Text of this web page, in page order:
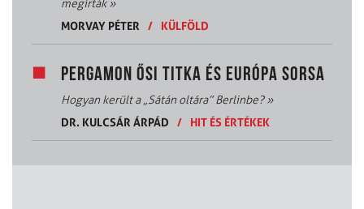
megírták»
MORVAY PÉTER
/ KÜLFÖLD
PERGAMON ŐSI TITKA ÉS EURÓPA SORSA
Hogyan került a „Sátán oltára” Berlinbe?»
DR. KULCSÁR ÁRPÁD
/ HIT ÉS ÉRTÉKEK